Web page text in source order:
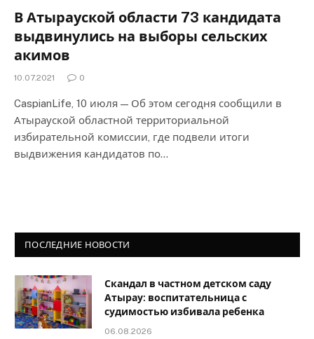
В Атырауской области 73 кандидата
выдвинулись на выборы сельских
акимов
10.07.2021 0
CaspianLife, 10 июля — Об этом сегодня сообщили в
Атырауской областной территориальной
избирательной комиссии, где подвели итоги
выдвижения кандидатов по…
ПОСЛЕДНИЕ НОВОСТИ
Скандал в частном детском саду
Атырау: воспитательница с
судимостью избивала ребенка
06.08.2026